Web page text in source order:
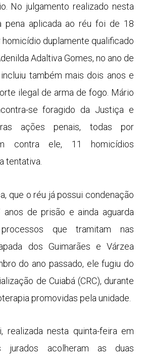
No julgamento realizado nesta
pena aplicada ao réu foi de 18
duplamente qualificado
Adaltiva Gomes, no ano de
também mais dois anos e
ilegal de arma de fogo. Mário
se foragido da Justiça e
ações penais, todas por
contra ele, 11 homicídios
tentativa.
que o réu já possui condenação
anos de prisão e ainda aguarda
que tramitam nas
dos Guimarães e Várzea
do ano passado, ele fugiu do
de Cuiabá (CRC), durante
promovidas pela unidade.
realizada nesta quinta-feira em
jurados acolheram as duas